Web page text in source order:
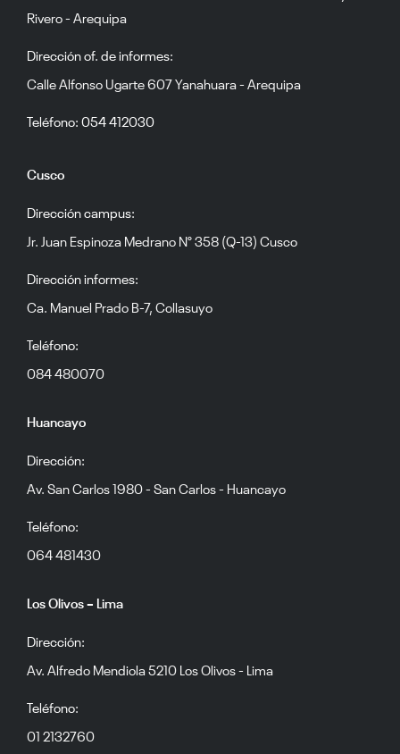
Rivero - Arequipa
Dirección of. de informes:
Calle Alfonso Ugarte 607 Yanahuara - Arequipa
Teléfono: 054 412030
Cusco
Dirección campus:
Jr. Juan Espinoza Medrano N° 358 (Q-13) Cusco
Dirección informes:
Ca. Manuel Prado B-7, Collasuyo
Teléfono:
084 480070
Huancayo
Dirección:
Av. San Carlos 1980 - San Carlos - Huancayo
Teléfono:
064 481430
Los Olivos – Lima
Dirección:
Av. Alfredo Mendiola 5210 Los Olivos - Lima
Teléfono:
01 2132760